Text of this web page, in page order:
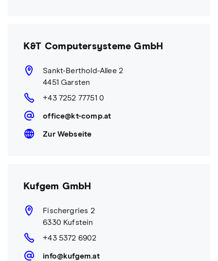
K&T Computersysteme GmbH
Sankt-Berthold-Allee 2
4451 Garsten
+43 7252 77751 0
office@kt-comp.at
Zur Webseite
Kufgem GmbH
Fischergries 2
6330 Kufstein
+43 5372 6902
info@kufgem.at